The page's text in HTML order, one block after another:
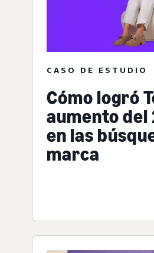
CASO DE ESTUDIO
Cómo logró
aumento del
en las
marca